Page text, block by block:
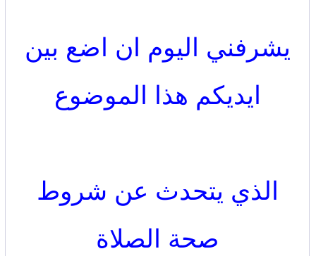
يشرفني اليوم ان اضع بين
ايديكم هذا الموضوع
الذي يتحدث عن شروط
صحة الصلاة